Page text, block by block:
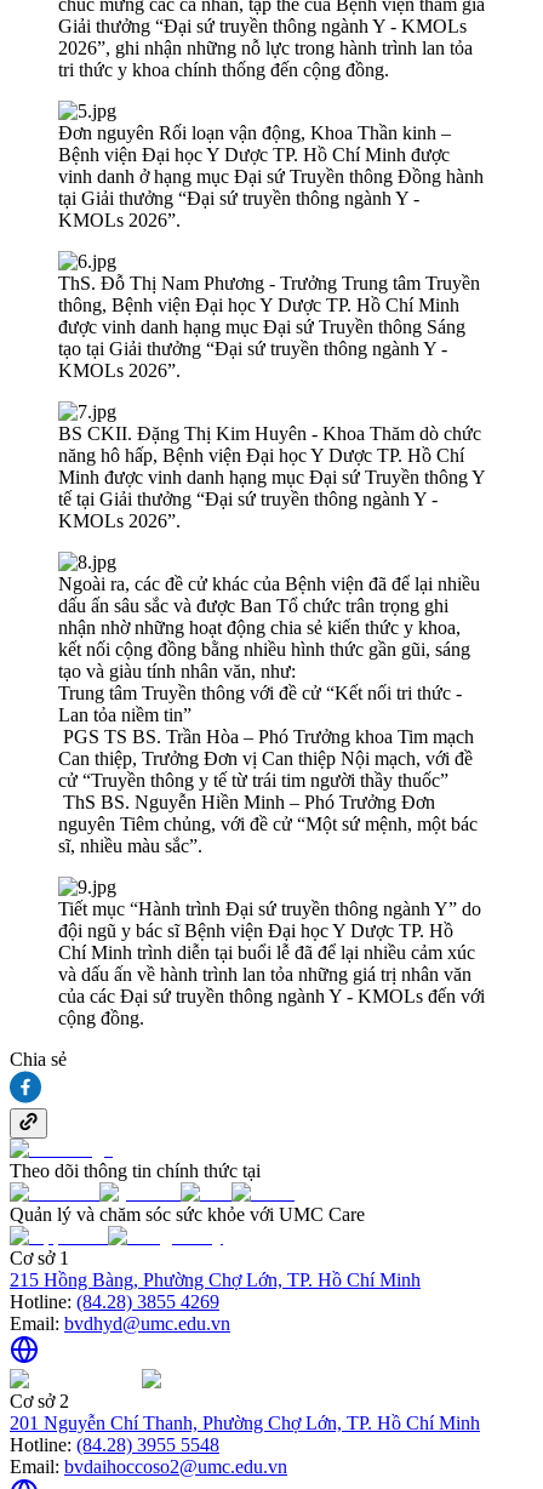
chúc mừng các cá nhân, tập thể của Bệnh viện tham gia
Giải thưởng “Đại sứ truyền thông ngành Y - KMOLs
2026”, ghi nhận những nỗ lực trong hành trình lan tỏa
tri thức y khoa chính thống đến cộng đồng.
Đơn nguyên Rối loạn vận động, Khoa Thần kinh –
Bệnh viện Đại học Y Dược TP. Hồ Chí Minh được
vinh danh ở hạng mục Đại sứ Truyền thông Đồng hành
tại Giải thưởng “Đại sứ truyền thông ngành Y -
KMOLs 2026”.
ThS. Đỗ Thị Nam Phương - Trưởng Trung tâm Truyền
thông, Bệnh viện Đại học Y Dược TP. Hồ Chí Minh
được vinh danh hạng mục Đại sứ Truyền thông Sáng
tạo tại Giải thưởng “Đại sứ truyền thông ngành Y -
KMOLs 2026”.
BS CKII. Đặng Thị Kim Huyên - Khoa Thăm dò chức
năng hô hấp, Bệnh viện Đại học Y Dược TP. Hồ Chí
Minh được vinh danh hạng mục Đại sứ Truyền thông Y
tế tại Giải thưởng “Đại sứ truyền thông ngành Y -
KMOLs 2026”.
Ngoài ra, các đề cử khác của Bệnh viện đã để lại nhiều
dấu ấn sâu sắc và được Ban Tổ chức trân trọng ghi
nhận nhờ những hoạt động chia sẻ kiến thức y khoa,
kết nối cộng đồng bằng nhiều hình thức gần gũi, sáng
tạo và giàu tính nhân văn, như:
Trung tâm Truyền thông với đề cử “Kết nối tri thức -
Lan tỏa niềm tin”
PGS TS BS. Trần Hòa – Phó Trưởng khoa Tim mạch
Can thiệp, Trưởng Đơn vị Can thiệp Nội mạch, với đề
cử “Truyền thông y tế từ trái tim người thầy thuốc”
ThS BS. Nguyễn Hiền Minh – Phó Trưởng Đơn
nguyên Tiêm chủng, với đề cử “Một sứ mệnh, một bác
sĩ, nhiều màu sắc”.
Tiết mục “Hành trình Đại sứ truyền thông ngành Y” do
đội ngũ y bác sĩ Bệnh viện Đại học Y Dược TP. Hồ
Chí Minh trình diễn tại buổi lễ đã để lại nhiều cảm xúc
và dấu ấn về hành trình lan tỏa những giá trị nhân văn
của các Đại sứ truyền thông ngành Y - KMOLs đến với
cộng đồng.
Chia sẻ
Theo dõi thông tin chính thức tại
Quản lý và chăm sóc sức khỏe với UMC Care
Cơ sở 1
215 Hồng Bàng, Phường Chợ Lớn, TP. Hồ Chí Minh
Hotline: (84.28) 3855 4269
Email: bvdhyd@umc.edu.vn
Cơ sở 2
201 Nguyễn Chí Thanh, Phường Chợ Lớn, TP. Hồ Chí Minh
Hotline: (84.28) 3955 5548
Email: bvdaihoccoso2@umc.edu.vn